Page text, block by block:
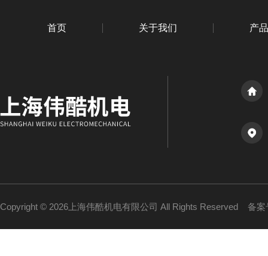
首页 关于我们 产
Copyright © 2026上海伟酷机电有限公司 All Rights Reserved 备案